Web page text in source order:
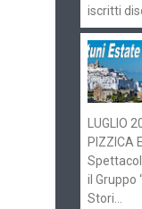
iscritti
LUGLIO
PIZZICA
il Gruppo
Stori...